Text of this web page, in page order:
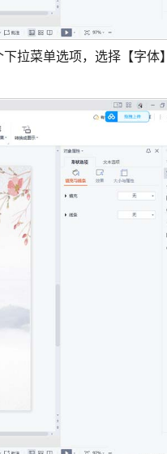
拉菜单选项，选择【字体】